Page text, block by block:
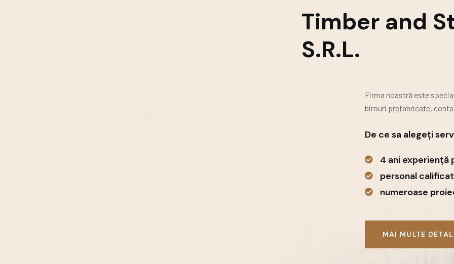
Timber and
S.R.L.
Firma noastră este
birouri prefabricate,
De ce sa alegeți
4 ani experiență
personal calificat
numeroase
MAI MULTE